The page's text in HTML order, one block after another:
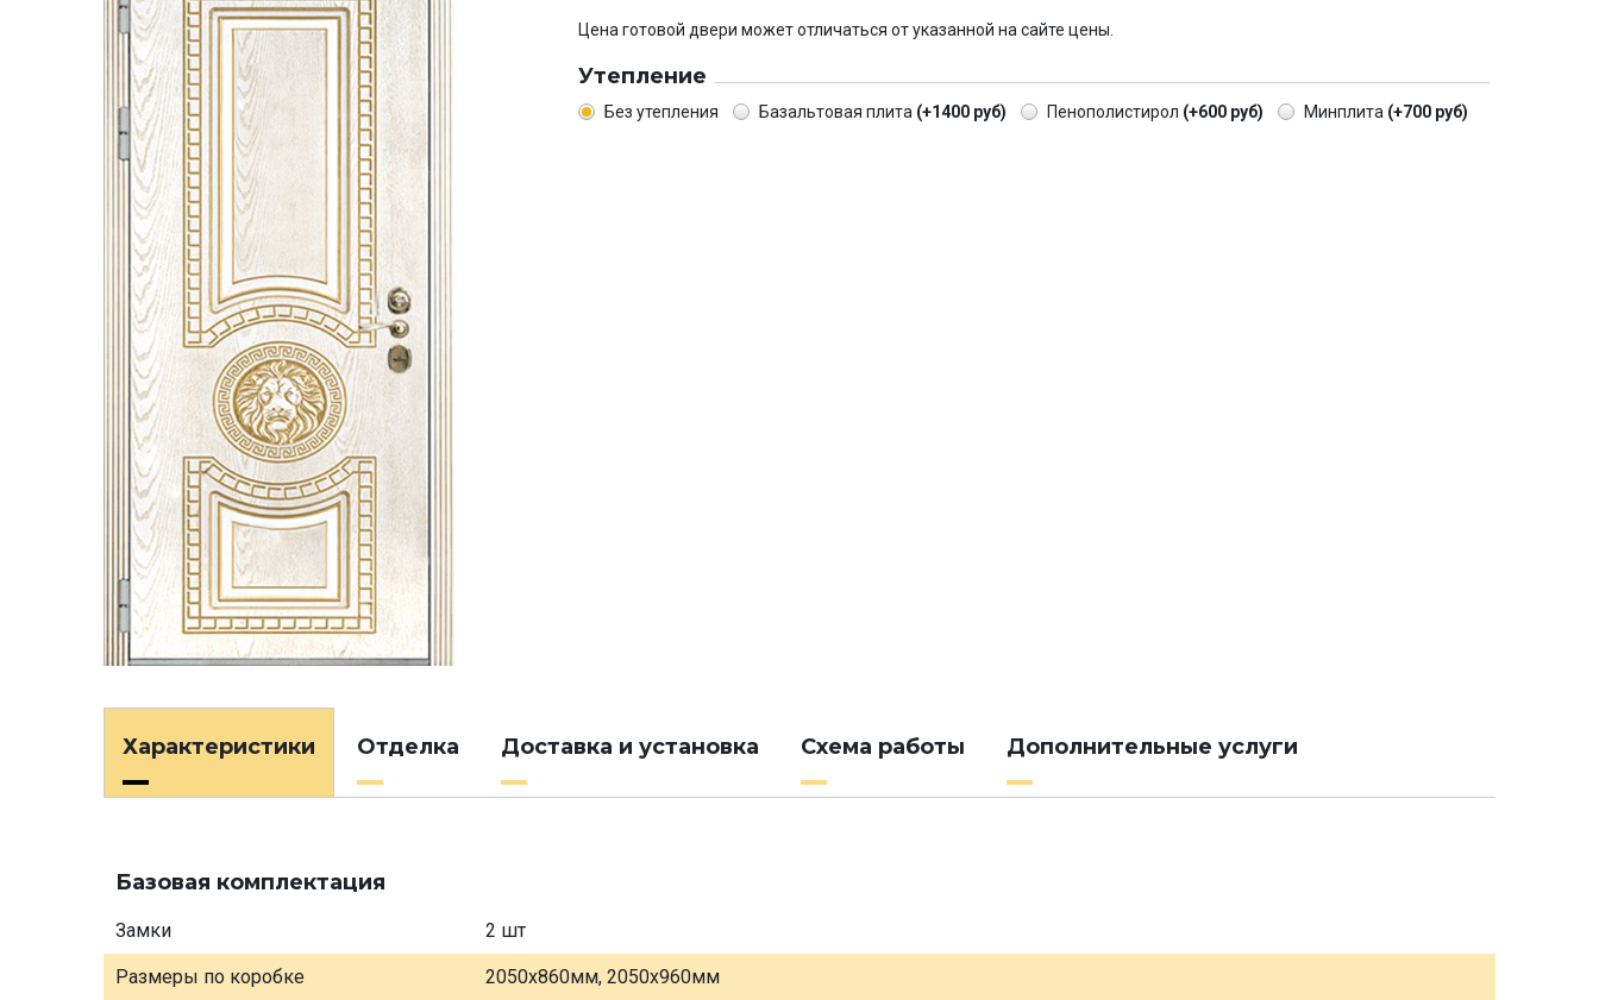
Цена готовой двери может отличаться от указанной на сайте цены.
Утепление
Без утепления Базальтовая плита (+1400 руб) Пенополистирол (+600 руб) Минплита (+700 руб)
Характеристики Отделка Доставка и установка Схема работы Дополнительные услуги
Базовая комплектация
Замки 2 шт
Размеры по коробке 2050х860мм, 2050х960мм